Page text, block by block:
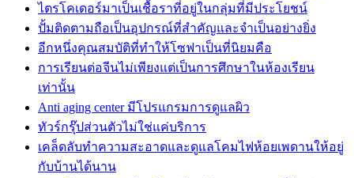
ไตรโคเดอร์มาเป็นเชื้อราที่อยู่ในกลุ่มที่มีประโยชน์
ปั้มติดตามถือเป็นอุปกรณ์ที่สำคัญและจำเป็นอย่างยิ่ง
อีกหนึ่งคุณสมบัติที่ทำให้โซฟาเป็นที่นิยมคือ
การเรียนต่อจีนไม่เพียงแต่เป็นการศึกษาในห้องเรียน
เท่านั้น
Anti aging center มีโปรแกรมการดูแลผิว
ทัวร์กรุ๊ปส่วนตัวไม่ใช่แค่บริการ
เคล็ดลับทำความสะอาดและดูแลโคมไฟห้อยเพดานให้อยู่
กับบ้านได้นาน